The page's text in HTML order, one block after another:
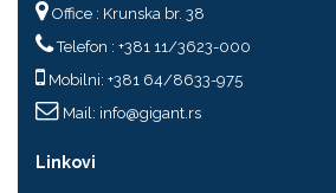
Office : Krunska br. 38
Telefon : +381 11/3623-000
Mobilni: +381 64/8633-975
Mail: info@gigant.rs
Linkovi